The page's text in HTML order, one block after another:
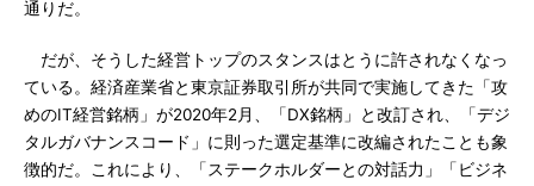
通りだ。
だが、そうした経営トップのスタンスはとうに許されなくなっ
ている。経済産業省と東京証券取引所が共同で実施してきた「攻
めのIT経営銘柄」が2020年2月、「DX銘柄」と改訂され、「デジ
タルガバナンスコード」に則った選定基準に改編されたことも象
徴的だ。これにより、「ステークホルダーとの対話力」「ビジネ